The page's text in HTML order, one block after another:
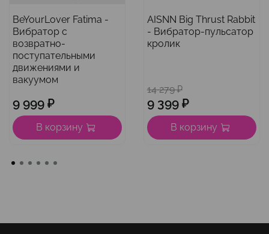
BeYourLover Fatima -
Вибратор с
возвратно-
поступательными
движениями и
вакуумом
9 999 ₽
В корзину
AISNN Big Thrust Rabbit
- Вибратор-пульсатор
кролик
14 279 ₽
9 399 ₽
В корзину